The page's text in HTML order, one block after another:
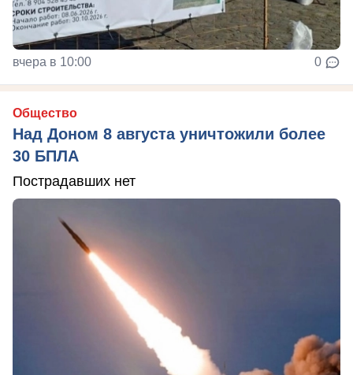
вчера в 10:00 0
Общество
Над Доном 8 августа уничтожили более
30 БПЛА
Пострадавших нет